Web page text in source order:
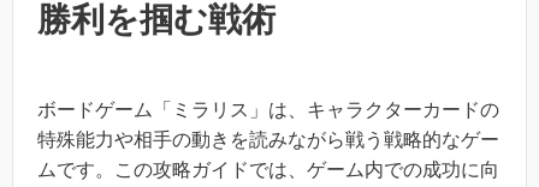
勝利を掴む戦術
ボードゲーム「ミラリス」は、キャラクターカードの
特殊能力や相手の動きを読みながら戦う戦略的なゲー
ムです。この攻略ガイドでは、ゲーム内での成功に向